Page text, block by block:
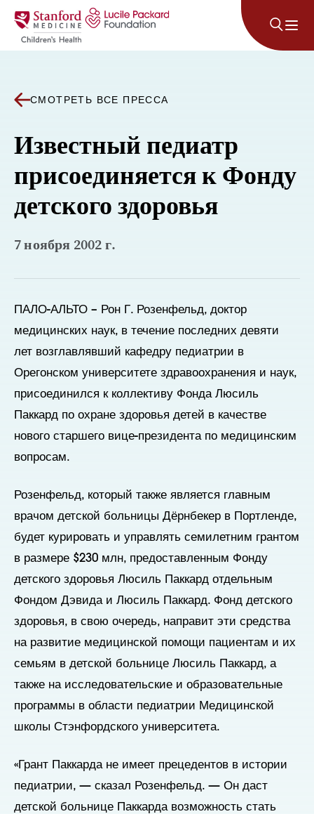
Перейти к содержанию
СМОТРЕТЬ ВСЕ ПРЕССА
Известный педиатр
присоединяется к Фонду
детского здоровья
7 ноября 2002 г.
ПАЛО-АЛЬТО – Рон Г. Розенфельд, доктор
медицинских наук, в течение последних девяти
лет возглавлявший кафедру педиатрии в
Орегонском университете здравоохранения и наук,
присоединился к коллективу Фонда Люсиль
Паккард по охране здоровья детей в качестве
нового старшего вице-президента по медицинским
вопросам.
Розенфельд, который также является главным
врачом детской больницы Дёрнбекер в Портленде,
будет курировать и управлять семилетним грантом
в размере $230 млн, предоставленным Фонду
детского здоровья Люсиль Паккард отдельным
Фондом Дэвида и Люсиль Паккард. Фонд детского
здоровья, в свою очередь, направит эти средства
на развитие медицинской помощи пациентам и их
семьям в детской больнице Люсиль Паккард, а
также на исследовательские и образовательные
программы в области педиатрии Медицинской
школы Стэнфордского университета.
«Грант Паккарда не имеет прецедентов в истории
педиатрии, — сказал Розенфельд. — Он даст
детской больнице Паккарда возможность стать